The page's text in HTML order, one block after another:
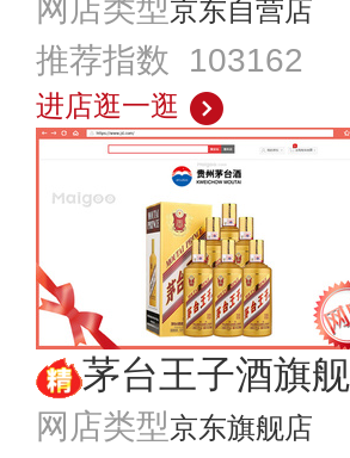
网店类型京东自营店
推荐指数 103162
进店逛一逛
茅台王子酒旗
网店类型京东旗舰店